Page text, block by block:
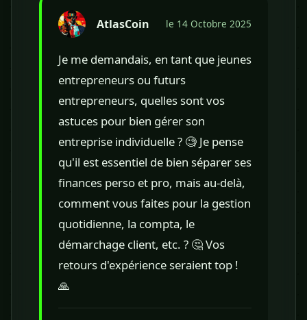
AtlasCoin le 14 Octobre 2025
Je me demandais, en tant que jeunes
entrepreneurs ou futurs
entrepreneurs, quelles sont vos
astuces pour bien gérer son
entreprise individuelle ? 🧐 Je pense
qu'il est essentiel de bien séparer ses
finances perso et pro, mais au-delà,
comment vous faites pour la gestion
quotidienne, la compta, le
démarchage client, etc. ? 🤔 Vos
retours d'expérience seraient top !
🙏